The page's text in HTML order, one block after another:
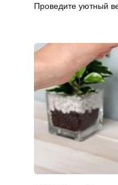
Проведите уютный